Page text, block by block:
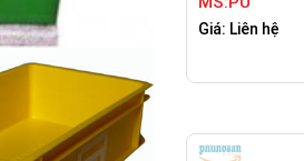
Giá: Liên hệ